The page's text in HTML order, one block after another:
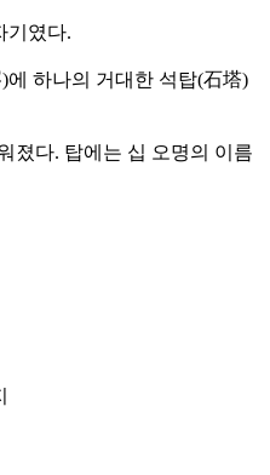
기였다.
에 하나의 거대한 석탑(石塔)
졌다. 탑에는 십 오명의 이름